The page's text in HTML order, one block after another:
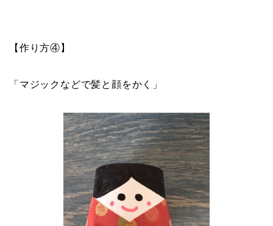
【作り方④】
「マジックなどで髪と顔をかく」